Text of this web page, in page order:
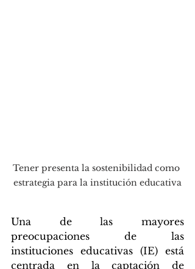
Tener presenta la sostenibilidad como
estrategia para la institución educativa
Una de las mayores
preocupaciones de las
instituciones educativas (IE) está
centrada en la captación de